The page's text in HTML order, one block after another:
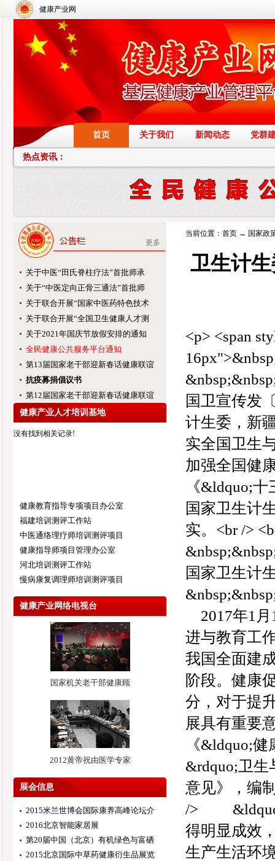
健康产业网
首页 关于我们 新闻动态 党群
热点资讯：
更多
关于中医“田氏脊柱疗法”首批师承
关于“中医定向正骨三通法”首批师
关于联合开展“国家中医药特色技术
关于联合开展“全国卫生健康人才测
关于2021年国庆节放假安排的通知
全民健康公共服务平台通知
第13届国家老干部迎新春话健康联谊
抗疫募捐倡议书
第12届国家老干部迎新春话健康联谊
健康产业人才培训基地
没有找到相关记录!
健康教育指导专项项目办公室
福建培训测评工作站
中医通络理疗师培训测评项目
健康指导师项目管理办公室
河北培训测评工作站
慢病康复调理师培训测评项目
健康产业网络电视台
国家机关老干部健康顾
2012黄帝祝由医学专家
展会信息
2015米兰世博会国际康养高峰论坛介
2016北京智能家居展
第20届中国（北京）有机绿色与富硒
2015北京国际中草药健康衍生品展览
当前位置： 首页 → 国家政
卫生计
<p> <span
国卫宣传发
计生委，新
实全国卫生
加强全国健
《&ldquo;
国家卫生计
实。<br
国家卫生
2017年1月
进与教育工
我国全面建
阶段。健康
分，对于提
展具有重要
《&ldquo;
&rdquo;卫生
意见》，编
/> &ldquo;
得明显成效
生产生活环